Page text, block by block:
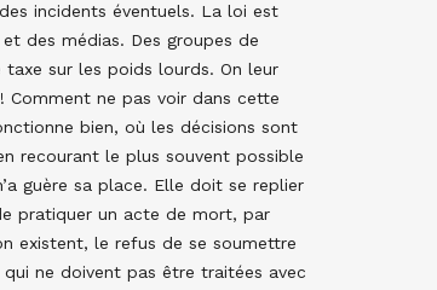
incidents éventuels. La loi est
des médias. Des groupes de
sur les poids lourds. On leur
Comment ne pas voir dans cette
bien, où les décisions sont
recourant le plus souvent possible
guère sa place. Elle doit se replier
pratiquer un acte de mort, par
existent, le refus de se soumettre
ne doivent pas être traitées avec